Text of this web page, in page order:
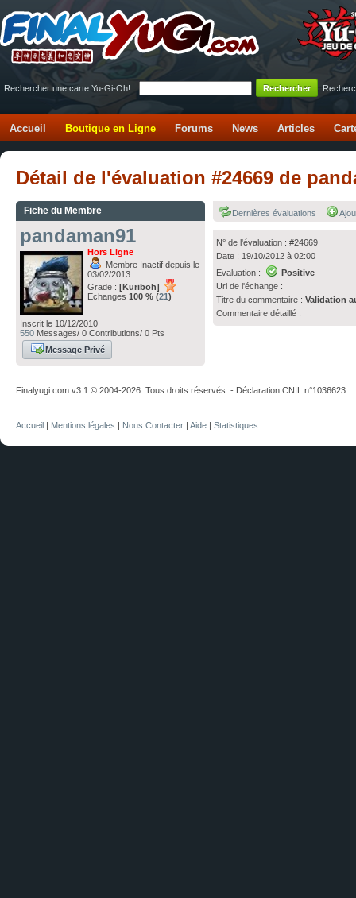
Rechercher une carte Yu-Gi-Oh! :
Accueil Boutique en Ligne Forums News Articles
Détail de l'évaluation #24669 de
Fiche du Membre
pandaman91
Hors Ligne
Membre Inactif depuis le
03/02/2013
Grade : [Kuriboh]
Echanges 100 % (21)
Inscrit le 10/12/2010
550 Messages/ 0 Contributions/ 0 Pts
Message Privé
Dernières évaluations
N° de l'évaluation : #24669
Date : 19/10/2012 à 02:00
Evaluation :
Positive
Url de l'échange :
Titre du commentaire :Validation
Commentaire détaillé :
Finalyugi.com v3.1 © 2004-2026. Tous droits réservés. - Déclaration CNIL n°1036623
Accueil | Mentions légales | Nous Contacter | Aide | Statistiques